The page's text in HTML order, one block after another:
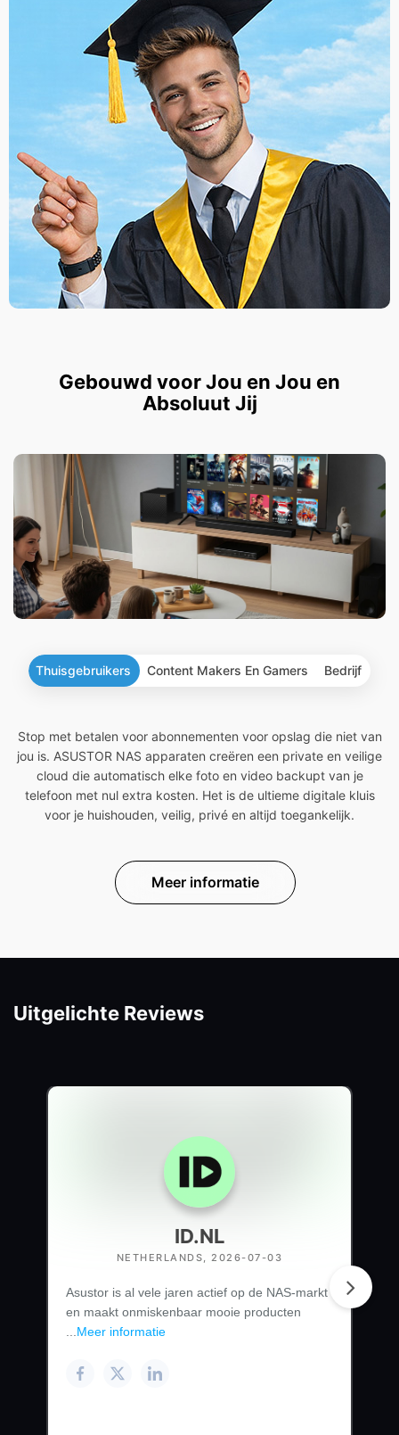
Gebouwd voor Jou en Jou en
Absoluut Jij
Thuisgebruikers Content Makers En Gamers Bedrijf
Stop met betalen voor abonnementen voor opslag die niet van
jou is. ASUSTOR NAS apparaten creëren een private en veilige
cloud die automatisch elke foto en video backupt van je
telefoon met nul extra kosten. Het is de ultieme digitale kluis
voor je huishouden, veilig, privé en altijd toegankelijk.
Meer informatie
Uitgelichte Reviews
ID.NL
NETHERLANDS, 2026-07-03
Asustor is al vele jaren actief op de NAS-markt
en maakt onmiskenbaar mooie producten
Meer informatie